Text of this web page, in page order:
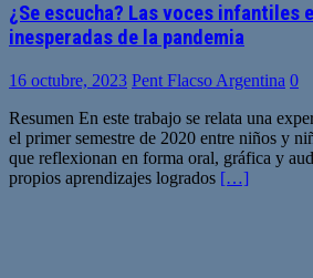
¿Se escucha? Las voces infantiles
inesperadas de la pandemia
16 octubre, 2023 Pent Flacso Argentina 0
Resumen En este trabajo se relata una
el primer semestre de 2020 entre niños y
que reflexionan en forma oral, gráfica y
propios aprendizajes logrados […]